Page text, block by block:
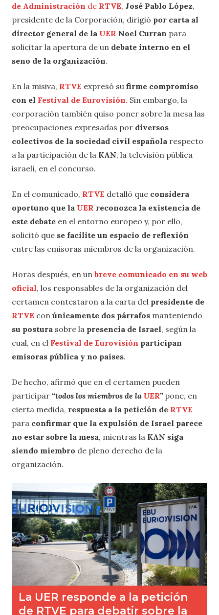
de Administración de RTVE, José Pablo López,
presidente de la Corporación, dirigió por carta al
director general de la UER Noel Curran para
solicitar la apertura de un debate interno en el
seno de la organización.
En la misiva, RTVE expresó su firme compromiso
con el Festival de Eurovisión. Sin embargo, la
corporación también quiso poner sobre la mesa las
preocupaciones expresadas por diversos
colectivos de la sociedad civil española respecto
a la participación de la KAN, la televisión pública
israelí, en el concurso.
En el comunicado, RTVE detalló que considera
oportuno que la UER reconozca la existencia de
este debate en el entorno europeo y, por ello,
solicitó que se facilite un espacio de reflexión
entre las emisoras miembros de la organización.
Horas después, en un breve comunicado en su web
oficial, los responsables de la organización del
certamen contestaron a la carta del presidente de
RTVE con únicamente dos párrafos manteniendo
su postura sobre la presencia de Israel, según la
cual, en el Festival de Eurovisión participan
emisoras pública y no países.
De hecho, afirmó que en el certamen pueden
participar “todos los miembros de la UER” pone, en
cierta medida, respuesta a la petición de RTVE
para confirmar que la expulsión de Israel parece
no estar sobre la mesa, mientras la KAN siga
siendo miembro de pleno derecho de la
organización.